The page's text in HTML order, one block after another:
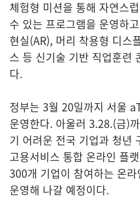
체험형 미션을 통해 자연스
수 있는 프로그램을 운영하
현실(AR), 머리 착용형 디스
스 등 신기술 기반 직업훈련
다.
정부는 3월 20일까지 서울
운영한다. 아울러 3.28.(금)
기 어려운 전국 기업과 청년
고용서비스 통합 온라인 플
300개 기업이 참여하는 온
운영해 나갈 예정이다.